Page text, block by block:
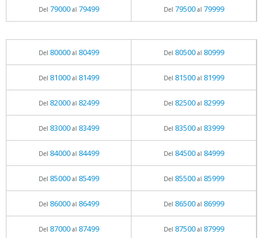
Del 79000al 79499 Del 79500al 79999
Del 80000al 80499 Del 80500al 80999
Del 81000al 81499 Del 81500al 81999
Del 82000al 82499 Del 82500al 82999
Del 83000al 83499 Del 83500al 83999
Del 84000al 84499 Del 84500al 84999
Del 85000al 85499 Del 85500al 85999
Del 86000al 86499 Del 86500al 86999
Del 87000al 87499 Del 87500al 87999